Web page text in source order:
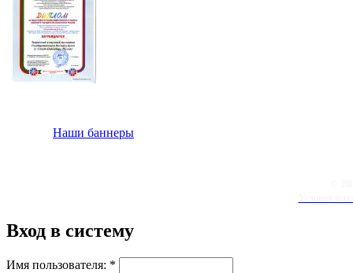
Наши баннеры
Вход в систему
Имя пользователя: *